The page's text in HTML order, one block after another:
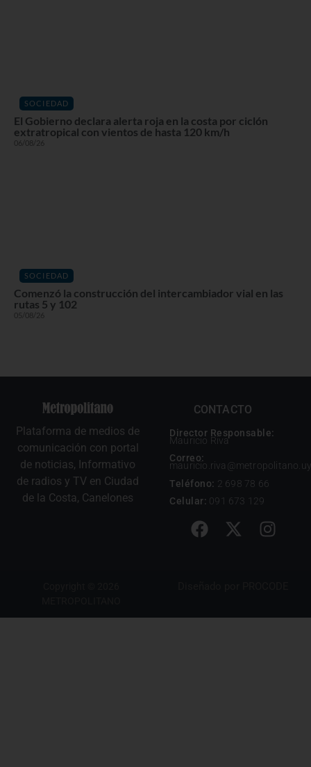
SOCIEDAD
El Gobierno declara alerta roja en la costa por ciclón
extratropical con vientos de hasta 120 km/h
06/08/26
SOCIEDAD
Comenzó la construcción del intercambiador vial en las
rutas 5 y 102
05/08/26
Plataforma de medios de
comunicación con portal
de noticias, Informativo
de radios y TV en Ciudad
de la Costa, Canelones
CONTACTO
Director Responsable:
Mauricio Riva
Correo:
mauricio.riva@metropolitano.uy
Teléfono: 2 698 78 66
Celular: 091 673 129